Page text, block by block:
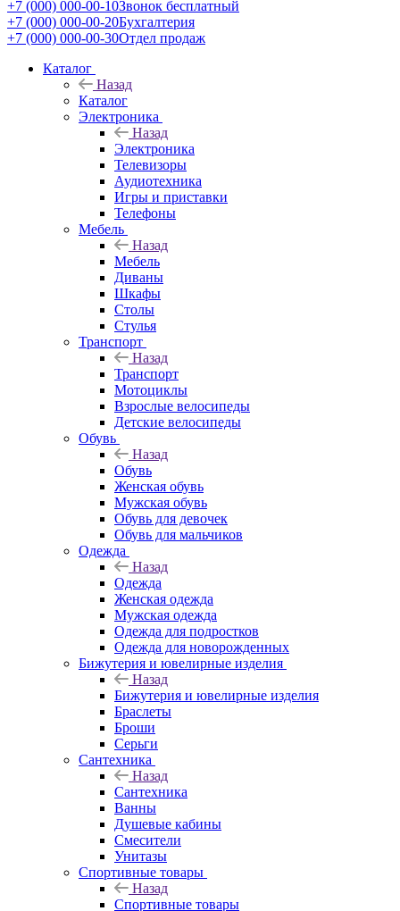
+7 (000) 000-00-10Звонок бесплатный
+7 (000) 000-00-20Бухгалтерия
+7 (000) 000-00-30Отдел продаж
Каталог
Назад
Каталог
Электроника
Назад
Электроника
Телевизоры
Аудиотехника
Игры и приставки
Телефоны
Мебель
Назад
Мебель
Диваны
Шкафы
Столы
Стулья
Транспорт
Назад
Транспорт
Мотоциклы
Взрослые велосипеды
Детские велосипеды
Обувь
Назад
Обувь
Женская обувь
Мужская обувь
Обувь для девочек
Обувь для мальчиков
Одежда
Назад
Одежда
Женская одежда
Мужская одежда
Одежда для подростков
Одежда для новорожденных
Бижутерия и ювелирные изделия
Назад
Бижутерия и ювелирные изделия
Браслеты
Броши
Серьги
Сантехника
Назад
Сантехника
Ванны
Душевые кабины
Смесители
Унитазы
Спортивные товары
Назад
Спортивные товары